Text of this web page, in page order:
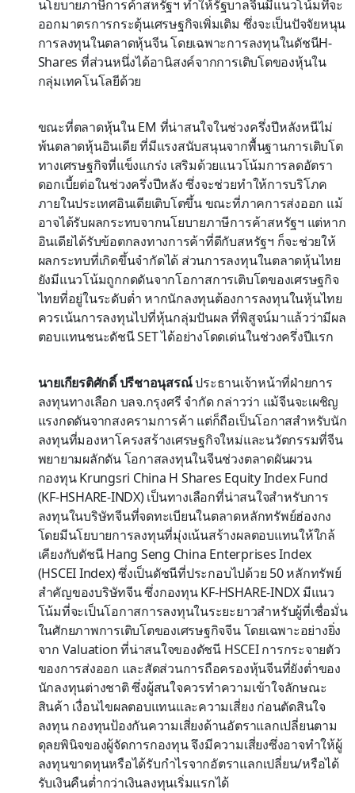
นโยบายภาษีการค้าสหรัฐฯ ทำให้รัฐบาลจีนมีแนวโน้มที่จะ
ออกมาตรการกระตุ้นเศรษฐกิจเพิ่มเติม ซึ่งจะเป็นปัจจัยหนุน
การลงทุนในตลาดหุ้นจีน โดยเฉพาะการลงทุนในดัชนีH-
Shares ที่ส่วนหนึ่งได้อานิสงค์จากการเติบโตของหุ้นใน
กลุ่มเทคโนโลยีด้วย
ขณะที่ตลาดหุ้นใน EM ที่น่าสนใจในช่วงครึ่งปีหลังหนีไม่
พ้นตลาดหุ้นอินเดีย ที่มีแรงสนับสนุนจากพื้นฐานการเติบโต
ทางเศรษฐกิจที่แข็งแกร่ง เสริมด้วยแนวโน้มการลดอัตรา
ดอกเบี้ยต่อในช่วงครึ่งปีหลัง ซึ่งจะช่วยทำให้การบริโภค
ภายในประเทศอินเดียเติบโตขึ้น ขณะที่ภาคการส่งออก แม้
อาจได้รับผลกระทบจากนโยบายภาษีการค้าสหรัฐฯ แต่หาก
อินเดียได้รับข้อตกลงทางการค้าที่ดีกับสหรัฐฯ ก็จะช่วยให้
ผลกระทบที่เกิดขึ้นจำกัดได้ ส่วนการลงทุนในตลาดหุ้นไทย
ยังมีแนวโน้มถูกกดดันจากโอกาสการเติบโตของเศรษฐกิจ
ไทยที่อยู่ในระดับต่ำ หากนักลงทุนต้องการลงทุนในหุ้นไทย
ควรเน้นการลงทุนไปที่หุ้นกลุ่มปันผล ที่พิสูจน์มาแล้วว่ามีผล
ตอบแทนชนะดัชนี SET ได้อย่างโดดเด่นในช่วงครึ่งปีแรก
นายเกียรติศักดิ์ ปรีชาอนุสรณ์ประธานเจ้าหน้าที่ฝ่ายการ
ลงทุนทางเลือก บลจ.กรุงศรี จำกัด กล่าวว่า แม้จีนจะเผชิญ
แรงกดดันจากสงครามการค้า แต่ก็ถือเป็นโอกาสสำหรับนัก
ลงทุนที่มองหาโครงสร้างเศรษฐกิจใหม่และนวัตกรรมที่จีน
พยายามผลักดัน โอกาสลงทุนในจีนช่วงตลาดผันผวน
กองทุน Krungsri China H Shares Equity Index Fund
(KF-HSHARE-INDX) เป็นทางเลือกที่น่าสนใจสำหรับการ
ลงทุนในบริษัทจีนที่จดทะเบียนในตลาดหลักทรัพย์ฮ่องกง
โดยมีนโยบายการลงทุนที่มุ่งเน้นสร้างผลตอบแทนให้ใกล้
เคียงกับดัชนี Hang Seng China Enterprises Index
(HSCEI Index) ซึ่งเป็นดัชนีที่ประกอบไปด้วย 50 หลักทรัพย์
สำคัญของบริษัทจีน ซึ่งกองทุน KF-HSHARE-INDX มีแนว
โน้มที่จะเป็นโอกาสการลงทุนในระยะยาวสำหรับผู้ที่เชื่อมั่น
ในศักยภาพการเติบโตของเศรษฐกิจจีน โดยเฉพาะอย่างยิ่ง
จาก Valuation ที่น่าสนใจของดัชนี HSCEI การกระจายตัว
ของการส่งออก และสัดส่วนการถือครองหุ้นจีนที่ยังต่ำของ
นักลงทุนต่างชาติ ซึ่งผู้สนใจควรทำความเข้าใจลักษณะ
สินค้า เงื่อนไขผลตอบแทนและความเสี่ยง ก่อนตัดสินใจ
ลงทุน กองทุนป้องกันความเสี่ยงด้านอัตราแลกเปลี่ยนตาม
ดุลยพินิจของผู้จัดการกองทุน จึงมีความเสี่ยงซึ่งอาจทำให้ผู้
ลงทุนขาดทุนหรือได้รับกำไรจากอัตราแลกเปลี่ยน/หรือได้
รับเงินคืนต่ำกว่าเงินลงทุนเริ่มแรกได้